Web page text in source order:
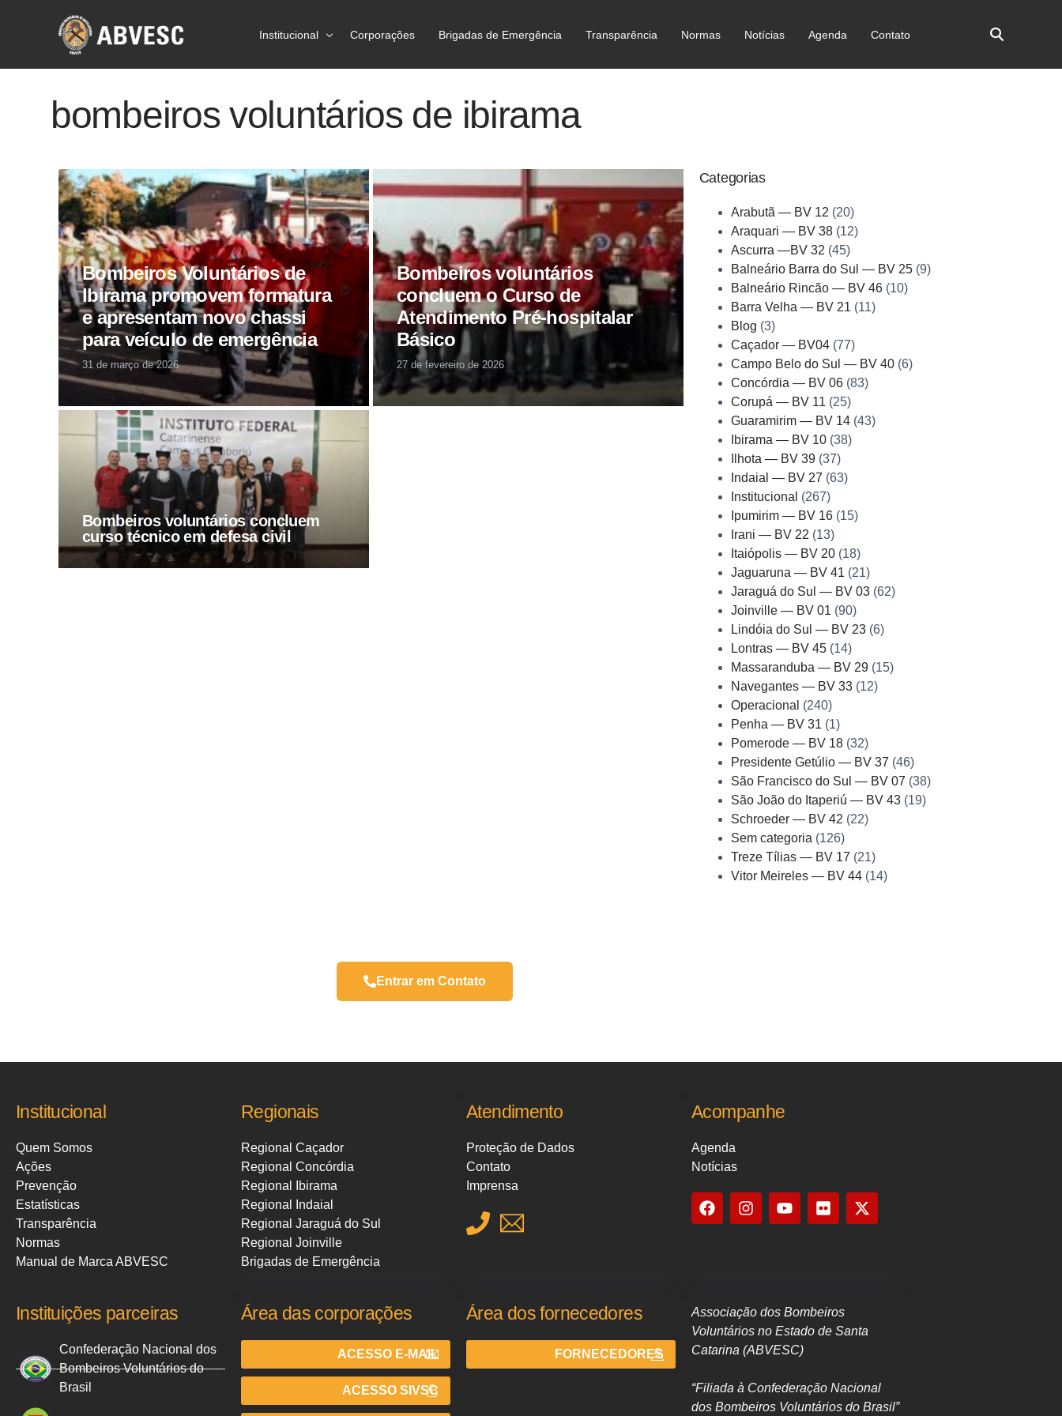
Institucional
Sobre a ABVESC
Ações
Estatísticas
Imprensa
Corporações Brigadas de Emergência Transparência Normas Notícias Agenda Contato
bombeiros voluntários de ibirama
Bombeiros Voluntários de
Ibirama promovem formatura
e apresentam novo chassi
para veículo de emergência
31 de março de 2026
Bombeiros voluntários
concluem o Curso de
Atendimento Pré-hospitalar
Básico
27 de fevereiro de 2026
Bombeiros voluntários concluem
curso técnico em defesa civil
Categorias
Arabutã — BV 12 (20)
Araquari — BV 38(12)
Ascurra —BV 32 (45)
Balneário Barra do Sul — BV 25(9)
Balneário Rincão — BV 46(10)
Barra Velha — BV 21 (11)
Blog (3)
Caçador — BV04(77)
Campo Belo do Sul — BV 40(6)
Concórdia — BV 06(83)
Corupá — BV 11 (25)
Guaramirim — BV 14(43)
Ibirama — BV 10(38)
Ilhota — BV 39(37)
Indaial — BV 27 (63)
Institucional (267)
Ipumirim — BV 16(15)
Irani — BV 22 (13)
Itaiópolis — BV 20(18)
Jaguaruna — BV 41 (21)
Jaraguá do Sul — BV 03(62)
Joinville — BV 01 (90)
Lindóia do Sul — BV 23(6)
Lontras — BV 45(14)
Massaranduba — BV 29(15)
Navegantes — BV 33(12)
Operacional (240)
Penha — BV 31 (1)
Pomerode — BV 18(32)
Presidente Getúlio — BV 37 (46)
São Francisco do Sul — BV 07 (38)
São João do Itaperiú — BV 43(19)
Schroeder — BV 42 (22)
Sem categoria (126)
Treze Tílias — BV 17 (21)
Vitor Meireles — BV 44(14)
Entrar em Contato
Institucional
Quem Somos
Ações
Prevenção
Estatísticas
Transparência
Normas
Manual de Marca ABVESC
Regionais
Regional Caçador
Regional Concórdia
Regional Ibirama
Regional Indaial
Regional Jaraguá do Sul
Regional Joinville
Brigadas de Emergência
Atendimento
Proteção de Dados
Contato
Imprensa
Acompanhe
Agenda
Notícias
Instituições parceiras
Confederação Nacional dos
Bombeiros Voluntários do
Brasil
Área das corporações
ACESSO E-MAIL
ACESSO SIVSC
Área dos fornecedores
FORNECEDORES
Associação dos Bombeiros
Voluntários no Estado de Santa
Catarina (ABVESC)
“Filiada à Confederação Nacional
dos Bombeiros Voluntários do Brasil”